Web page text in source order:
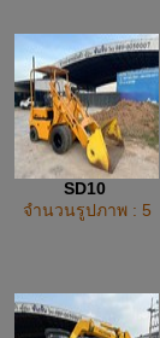
SD10
จำนวนรูปภาพ : 5